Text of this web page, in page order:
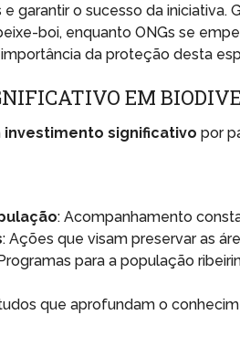
garantir o sucesso da iniciativa.
boi, enquanto ONGs se
da proteção desta
EM
investimento significativo por
: Acompanhamento
: Ações que visam preservar as
para a população
que aprofundam o